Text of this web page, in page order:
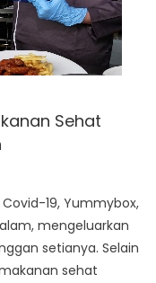
Sehat
19, Yummybox,
mengeluarkan
setianya. Selain
sehat